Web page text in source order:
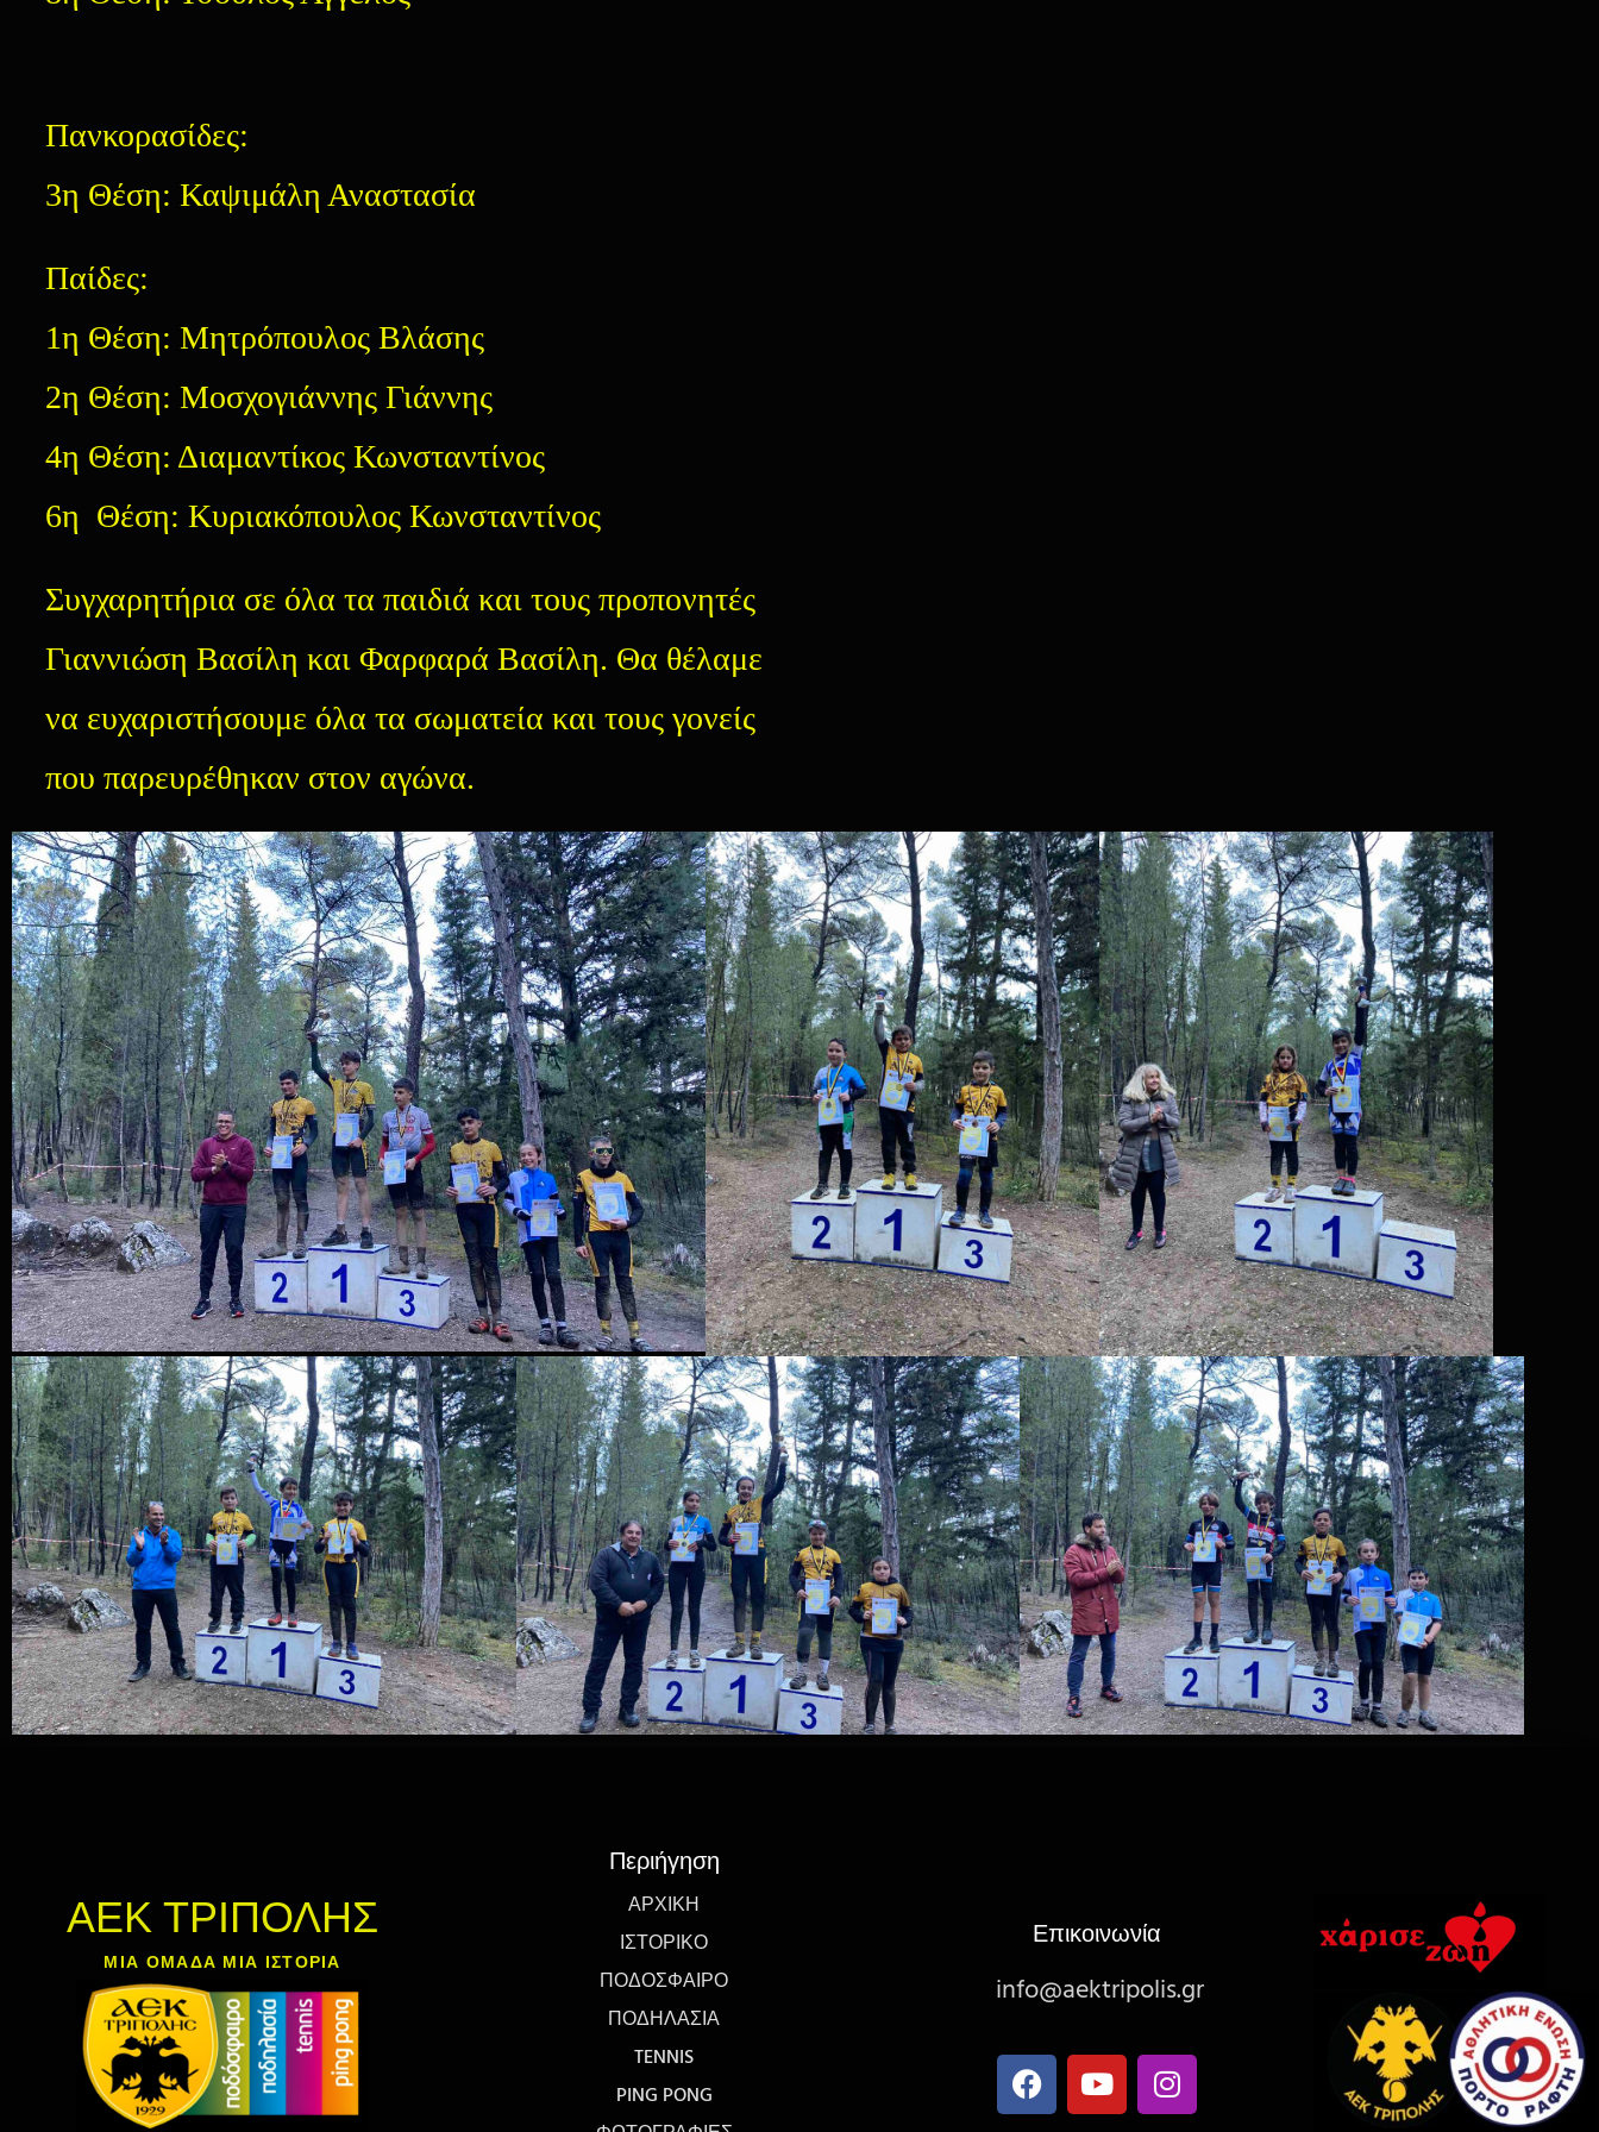
Πανκορασίδες:
3η Θέση: Καψιμάλη Αναστασία
Παίδες:
1η Θέση: Μητρόπουλος Βλάσης
2η Θέση: Μοσχογιάννης Γιάννης
4η Θέση: Διαμαντίκος Κωνσταντίνος
6η Θέση: Κυριακόπουλος Κωνσταντίνος
Συγχαρητήρια σε όλα τα παιδιά και τους προπονητές
Γιαννιώση Βασίλη και Φαρφαρά Βασίλη. Θα θέλαμε
να ευχαριστήσουμε όλα τα σωματεία και τους γονείς
που παρευρέθηκαν στον αγώνα.
ΑΕΚ ΤΡΙΠΟΛΗΣ
ΜΙΑ ΟΜΑΔΑ ΜΙΑ ΙΣΤΟΡΙΑ
Περιήγηση
ΑΡΧΙΚΉ
ΙΣΤΟΡΙΚΌ
ΠΟΔΌΣΦΑΙΡΟ
ΠΟΔΗΛΑΣΊΑ
TENNIS
PING PONG
Επικοινωνία
info@aektripolis.gr